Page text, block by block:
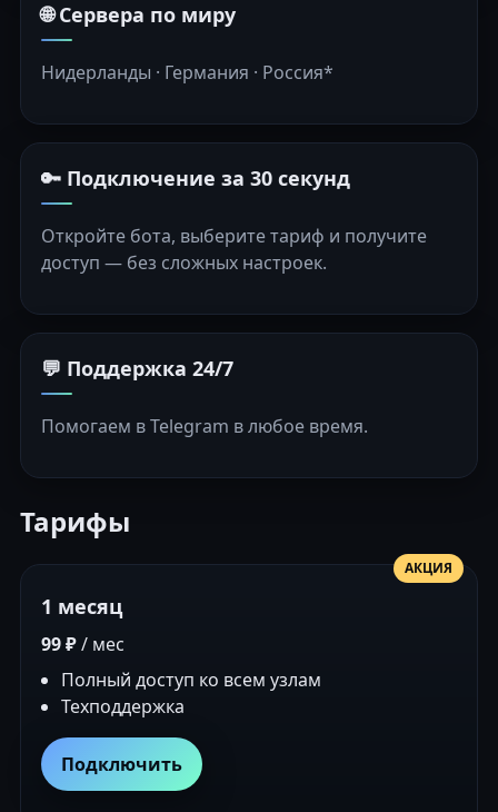
🌐 Сервера по миру
Нидерланды · Германия · Россия*
🔑 Подключение за 30 секунд
Откройте бота, выберите тариф и получите
доступ — без сложных настроек.
💬 Поддержка 24/7
Помогаем в Telegram в любое время.
Тарифы
АКЦИЯ
1 месяц
99 ₽/ мес
Полный доступ ко всем узлам
Техподдержка
Подключить